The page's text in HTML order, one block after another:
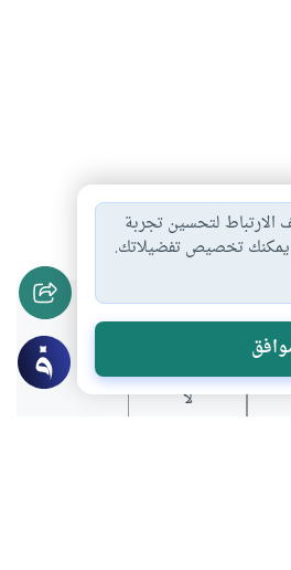
#الجهل الإعلام
بهذا المحتوى؟
لا
لتحسين تجربة
تخصيص تفضيلاتك.